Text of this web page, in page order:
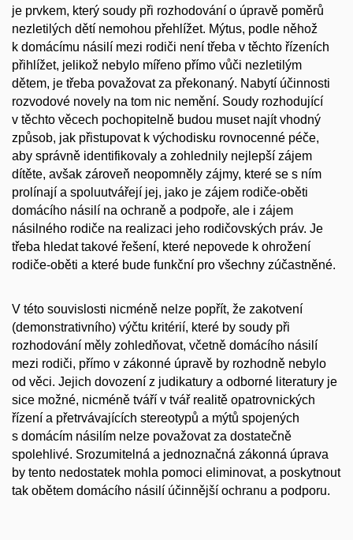
je prvkem, který soudy při rozhodování o úpravě poměrů
nezletilých dětí nemohou přehlížet. Mýtus, podle něhož
k domácímu násilí mezi rodiči není třeba v těchto řízeních
přihlížet, jelikož nebylo mířeno přímo vůči nezletilým
dětem, je třeba považovat za překonaný. Nabytí účinnosti
rozvodové novely na tom nic nemění. Soudy rozhodující
v těchto věcech pochopitelně budou muset najít vhodný
způsob, jak přistupovat k východisku rovnocenné péče,
aby správně identifikovaly a zohlednily nejlepší zájem
dítěte, avšak zároveň neopomněly zájmy, které se s ním
prolínají a spoluutvářejí jej, jako je zájem rodiče-oběti
domácího násilí na ochraně a podpoře, ale i zájem
násilného rodiče na realizaci jeho rodičovských práv. Je
třeba hledat takové řešení, které nepovede k ohrožení
rodiče-oběti a které bude funkční pro všechny zúčastněné.
V této souvislosti nicméně nelze popřít, že zakotvení
(demonstrativního) výčtu kritérií, které by soudy při
rozhodování měly zohledňovat, včetně domácího násilí
mezi rodiči, přímo v zákonné úpravě by rozhodně nebylo
od věci. Jejich dovození z judikatury a odborné literatury je
sice možné, nicméně tváří v tvář realitě opatrovnických
řízení a přetrvávajících stereotypů a mýtů spojených
s domácím násilím nelze považovat za dostatečně
spolehlivé. Srozumitelná a jednoznačná zákonná úprava
by tento nedostatek mohla pomoci eliminovat, a poskytnout
tak obětem domácího násilí účinnější ochranu a podporu.